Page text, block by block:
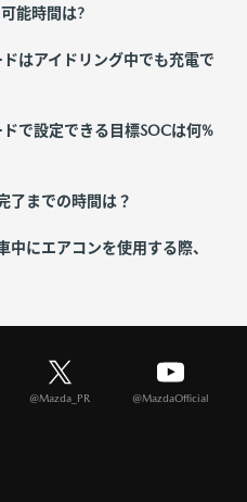
能時間は?
はアイドリング中でも充電で
で設定できる目標SOCは何%
了までの時間は？
中にエアコンを使用する際、
@Mazda_PR @MazdaOfficial